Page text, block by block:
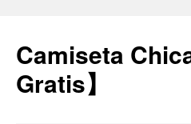
Camiseta
Gratis】